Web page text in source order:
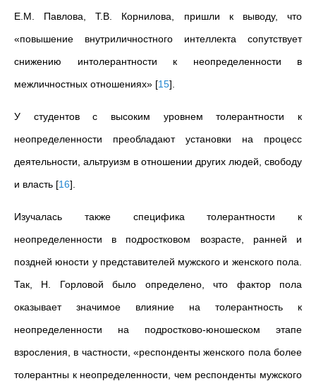
Е.М. Павлова, Т.В.
Корнилова, пришли к выводу, что
«повышение внутриличностного интеллекта сопутствует
снижению интолерантности к неопределенности в
межличностных отношениях» [15]
У студентов с высоким уровнем толерантности к
неопределенности преобладают установки на процесс
деятельности, альтруизм в отношении других людей, свободу
и власть [16]
Изучалась также специфика толерантности к
неопределенности в подростковом возрасте, ранней и
поздней юности у представителей мужского и женского пола.
Так, Н.
Горловой было определено, что фактор пола
оказывает значимое влияние на толерантность к
неопределенности на подростково-юношеском этапе
взросления, в частности, «респонденты женского пола более
толерантны к неопределенности, чем респонденты мужского